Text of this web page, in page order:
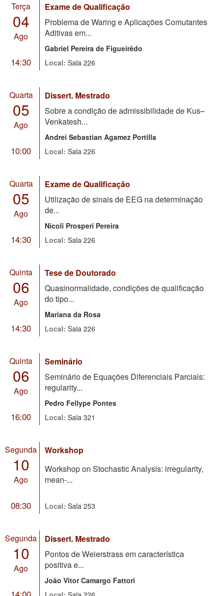
Terça
04
Ago
14:30
Exame de Qualificação
Problema de Waring e Aplicações Comutantes
Aditivas em...
Gabriel Pereira de Figueirêdo
Local: Sala 226
Quarta
05
Ago
10:00
Dissert. Mestrado
Sobre a condição de admissibilidade de Kus–
Venkatesh...
Andrei Sebastian Agamez Portilla
Local: Sala 226
Quarta
05
Ago
14:30
Exame de Qualificação
Utilização de sinais de EEG na determinação
de...
Nicoli Prosperi Pereira
Local: Sala 226
Quinta
06
Ago
14:30
Tese de Doutorado
Quasinormalidade, condições de qualificação
do tipo...
Mariana da Rosa
Local: Sala 226
Quinta
06
Ago
16:00
Seminário
Seminário de Equações Diferenciais Parciais:
regularity...
Pedro Fellype Pontes
Local: Sala 321
Segunda
10
Ago
08:30
Workshop
Workshop on Stochastic Analysis: irregularity,
mean-...
Local: Sala 253
Segunda
10
Ago
Dissert. Mestrado
Pontos de Weierstrass em característica
positiva e...
João Vitor Camargo Fattori